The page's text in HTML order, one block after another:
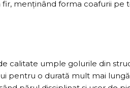
menținând forma coafurii pe
calitate umple golurile din
pentru o durată mult mai